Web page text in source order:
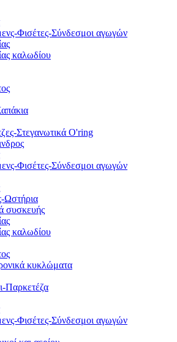
Φισέτες-Σύνδεσμοι αγωγών
καλωδίου
Στεγανωτικά O'ring
Φισέτες-Σύνδεσμοι αγωγών
Ωστήρια
συσκευής
καλωδίου
κυκλώματα
Παρκετέζα
Φισέτες-Σύνδεσμοι αγωγών